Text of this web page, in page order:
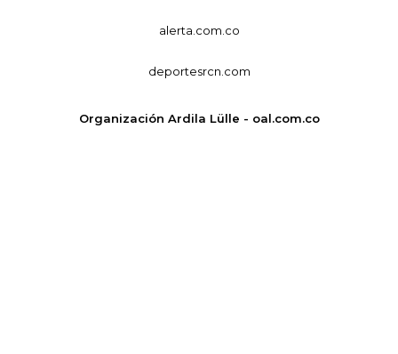
alerta.com.co
deportesrcn.com
Organización Ardila Lülle - oal.com.co